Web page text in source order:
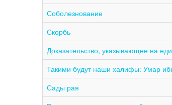
Соболезнование
Скорбь
Доказательство, указывающее на
Такими будут наши халифы: Умар
Сады рая